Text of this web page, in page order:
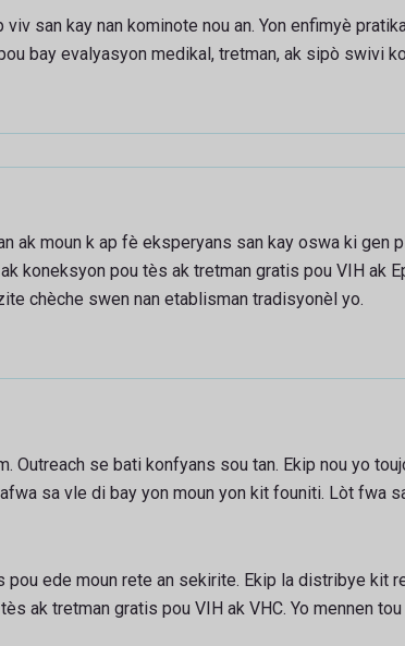
san kay nan kominote nou an. Yon enfimyè
bay evalyasyon medikal, tretman, ak sipò swivi
ak moun k ap fè eksperyans san kay oswa ki gen
koneksyon pou tès ak tretman gratis pou VIH ak
chèche swen nan etablisman tradisyonèl yo.
se bati konfyans sou tan. Ekip nou yo
sa vle di bay yon moun yon kit founiti. Lòt fwa
ede moun rete an sekirite. Ekip la distribye kit
ak tretman gratis pou VIH ak VHC. Yo mennen